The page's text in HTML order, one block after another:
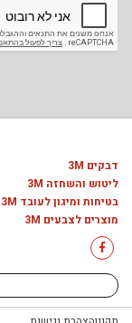
דבקים 3M
ליטוש והשחזה 3M
בטיחות ומיגון לעובד 3M
מוצרים לצבעים 3M